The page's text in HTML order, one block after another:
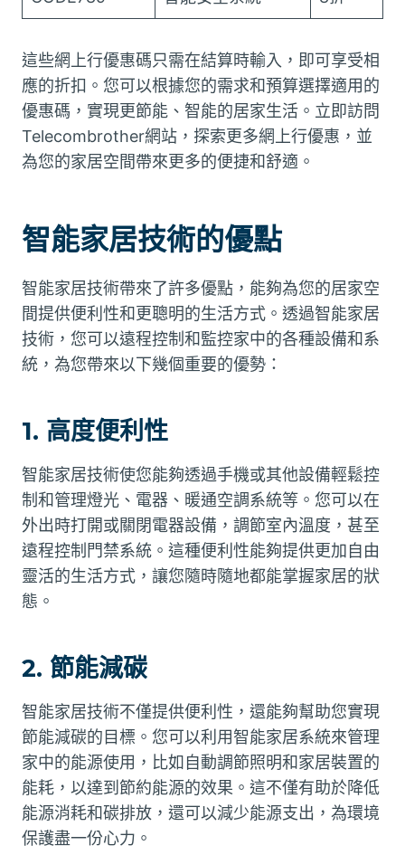
這些網上行優惠碼只需在結算時輸入，即可享受相
應的折扣。您可以根據您的需求和預算選擇適用的
優惠碼，實現更節能、智能的居家生活。立即訪問
Telecombrother網站，探索更多網上行優惠，並
為您的家居空間帶來更多的便捷和舒適。
智能家居技術的優點
智能家居技術帶來了許多優點，能夠為您的居家空
間提供便利性和更聰明的生活方式。透過智能家居
技術，您可以遠程控制和監控家中的各種設備和系
統，為您帶來以下幾個重要的優勢：
1. 高度便利性
智能家居技術使您能夠透過手機或其他設備輕鬆控
制和管理燈光、電器、暖通空調系統等。您可以在
外出時打開或關閉電器設備，調節室內溫度，甚至
遠程控制門禁系統。這種便利性能夠提供更加自由
靈活的生活方式，讓您隨時隨地都能掌握家居的狀
態。
2. 節能減碳
智能家居技術不僅提供便利性，還能夠幫助您實現
節能減碳的目標。您可以利用智能家居系統來管理
家中的能源使用，比如自動調節照明和家居裝置的
能耗，以達到節約能源的效果。這不僅有助於降低
能源消耗和碳排放，還可以減少能源支出，為環境
保護盡一份心力。